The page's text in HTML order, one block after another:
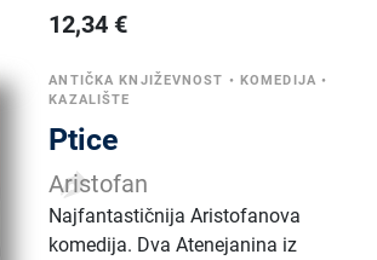
12,34 €
ANTIČKA KNJIŽEVNOST • KOMEDIJA •
KAZALIŠTE
Ptice
Aristofan
Najfantastičnija Aristofanova
komedija. Dva Atenejanina iz